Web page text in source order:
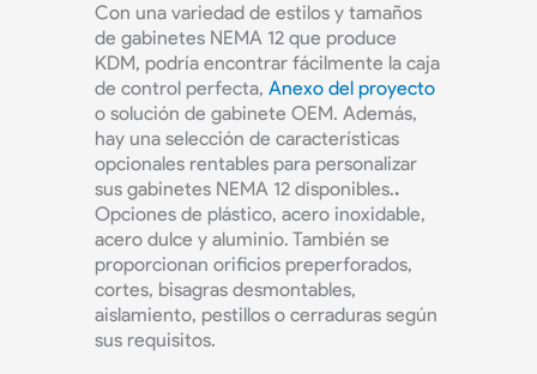
Con una variedad de estilos y tamaños
de gabinetes NEMA 12 que produce
KDM, podría encontrar fácilmente la caja
de control perfecta, Anexo del proyecto
o solución de gabinete OEM. Además,
hay una selección de características
opcionales rentables para personalizar
sus gabinetes NEMA 12 disponibles..
Opciones de plástico, acero inoxidable,
acero dulce y aluminio. También se
proporcionan orificios preperforados,
cortes, bisagras desmontables,
aislamiento, pestillos o cerraduras según
sus requisitos.